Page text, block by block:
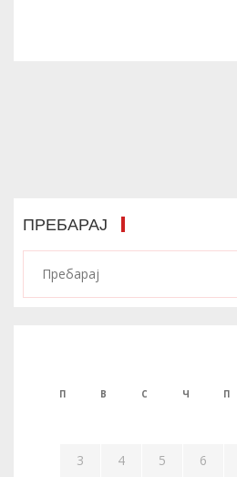
ПРЕБАРАЈ
П В С Ч П
3
4 5 6